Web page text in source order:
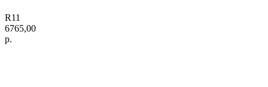
R11
6765,00
р.